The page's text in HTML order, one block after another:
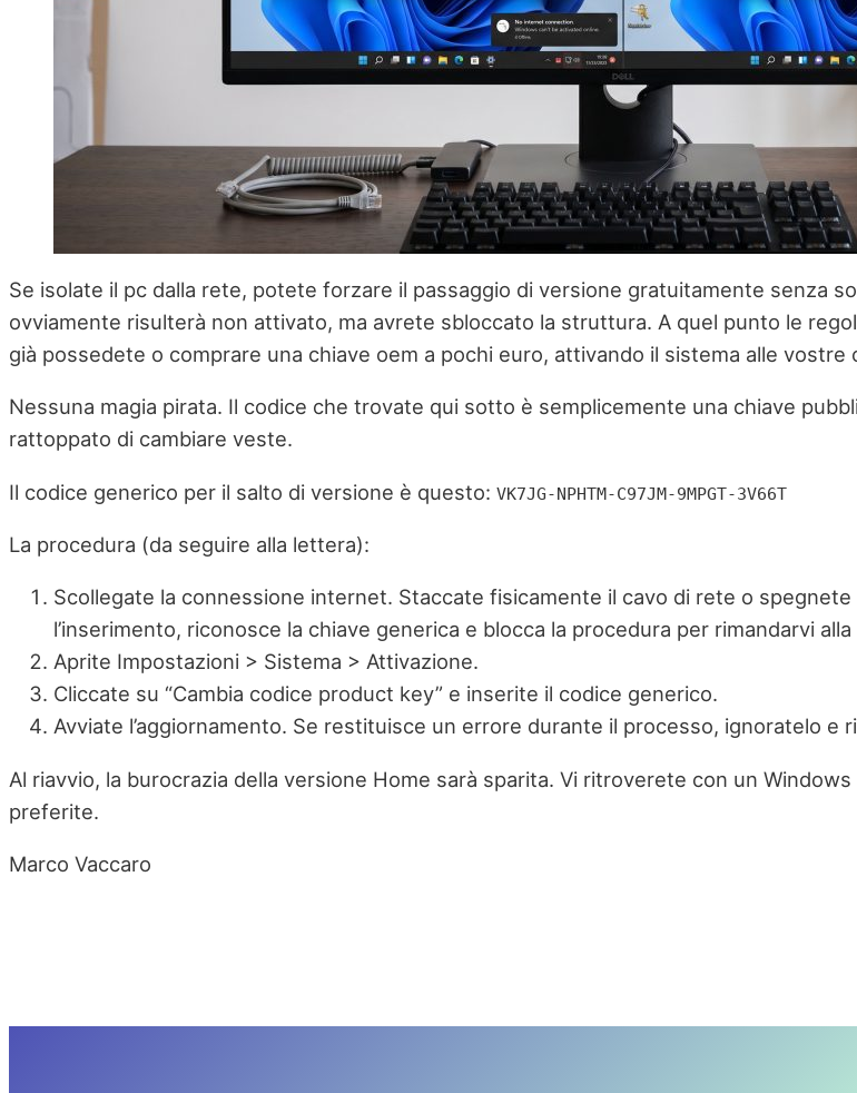
Se isolate il pc dalla rete, potete forzare il passaggio di versione gratuitamente senza
ovviamente risulterà non attivato, ma avrete sbloccato la struttura. A quel punto le
già possedete o comprare una chiave oem a pochi euro, attivando il sistema alle vostre
Nessuna magia pirata. Il codice che trovate qui sotto è semplicemente una chiave
rattoppato di cambiare veste.
Il codice generico per il salto di versione è questo: VK7JG-NPHTM-C97JM-9MPGT-3V66T
La procedura (da seguire alla lettera):
Scollegate la connessione internet. Staccate fisicamente il cavo di rete o
l’inserimento, riconosce la chiave generica e blocca la procedura per rimandarvi alla
Aprite Impostazioni > Sistema > Attivazione.
Cliccate su “Cambia codice product key” e inserite il codice generico.
Avviate l’aggiornamento. Se restituisce un errore durante il processo, ignoratelo e
Al riavvio, la burocrazia della versione Home sarà sparita. Vi ritroverete con un
preferite.
Marco Vaccaro